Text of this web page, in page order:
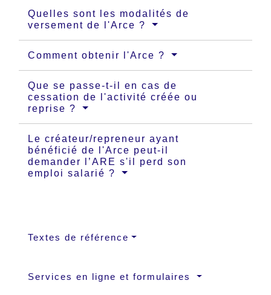
Quelles sont les modalités de
versement de l'Arce ?
Comment obtenir l'Arce ?
Que se passe-t-il en cas de
cessation de l'activité créée ou
reprise ?
Le créateur/repreneur ayant
bénéficié de l'Arce peut-il
demander l’ARE s'il perd son
emploi salarié ?
Textes de référence
Services en ligne et formulaires